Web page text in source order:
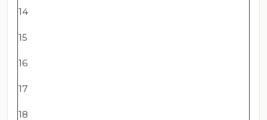
14
15
16
17
18